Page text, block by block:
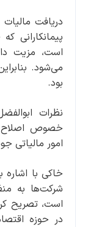
دریافت
پیمانکارانی
است، مزیت
می‌شود.
بود.
نظرات
خصوص اصلاح
امور مالیاتی
خاکی با
شرکت‌ها به
است، تصریح
در حوزه